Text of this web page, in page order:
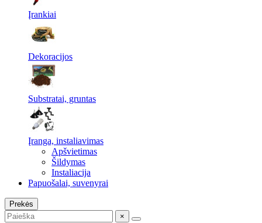
Įrankiai
Dekoracijos
Substratai, gruntas
Įranga, instaliavimas
Apšvietimas
Šildymas
Instaliacija
Papuošalai, suvenyrai
Prekės
×